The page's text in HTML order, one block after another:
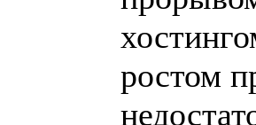
ростом